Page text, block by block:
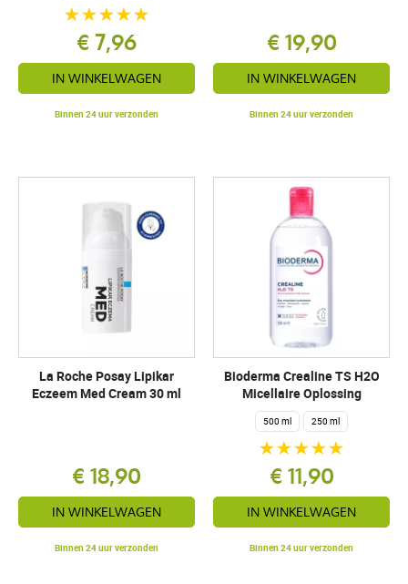
€ 7,96
IN WINKELWAGEN
Binnen 24 uur verzonden
€ 19,90
IN WINKELWAGEN
Binnen 24 uur verzonden
La Roche Posay Lipikar
Eczeem Med Cream 30 ml
€ 18,90
IN WINKELWAGEN
Binnen 24 uur verzonden
Bioderma Crealine TS H2O
Micellaire Oplossing
500 ml 250 ml
€ 11,90
IN WINKELWAGEN
Binnen 24 uur verzonden